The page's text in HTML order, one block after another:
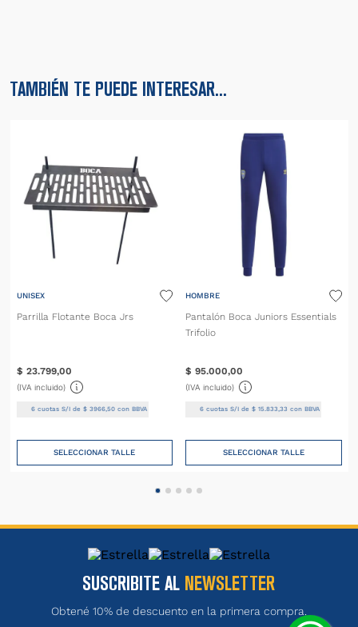
TAMBIÉN TE PUEDE INTERESAR...
UNISEX
Parrilla Flotante Boca Jrs
$ 23.799,00
(IVA incluido)
6cuotas S/I de $ 3966, 50con BBVA
SELECCIONAR TALLE
HOMBRE
Pantalón Boca Juniors Essentials
Trifolio
$ 95.000,00
(IVA incluido)
6cuotas S/I de $ 15. 833 33 con BBVA
SELECCIONAR TALLE
SUSCRIBITE AL NEWSLETTER
Obtené 10% de descuento en la primera compra.